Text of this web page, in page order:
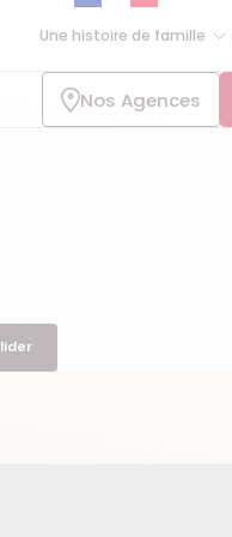
Une histoire de famille
Nos Agences